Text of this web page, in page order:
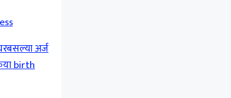
अर्ज
birth